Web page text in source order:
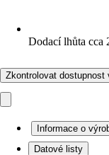
Dodací lhůta cca
Zkontrolovat dostupnost
Informace o
Datové listy